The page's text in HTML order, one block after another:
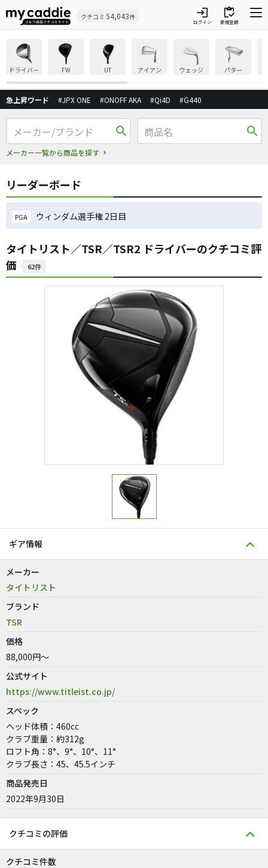
クチコミ 54,043件 login
ログイン
inventory
新規登録
ドライバー FW UT アイアン ウェッジ パター
急上昇ワード #JPX ONE #ONOFF AKA #Qi4D #G440
search
メーカー一覧から商品を探す
search
リーダーボード
PGA ウィンダム選手権 2日目
タイトリスト／TSR／TSR2 ドライバーのクチコミ評
価
62件
ギア情報
メーカー
タイトリスト
ブランド
TSR
価格
88,000円～
公式サイト
https://www.titleist.co.jp/
スペック
ヘッド体積：460cc
クラブ重量：約312g
ロフト角：8°、9°、10°、11°
クラブ長さ：45、45.5インチ
商品発売日
2022年9月30日
クチコミの評価
クチコミ件数